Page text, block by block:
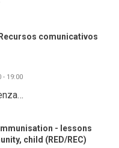
Recursos comunicativos
- 19:00
- lessons
child (RED/REC)